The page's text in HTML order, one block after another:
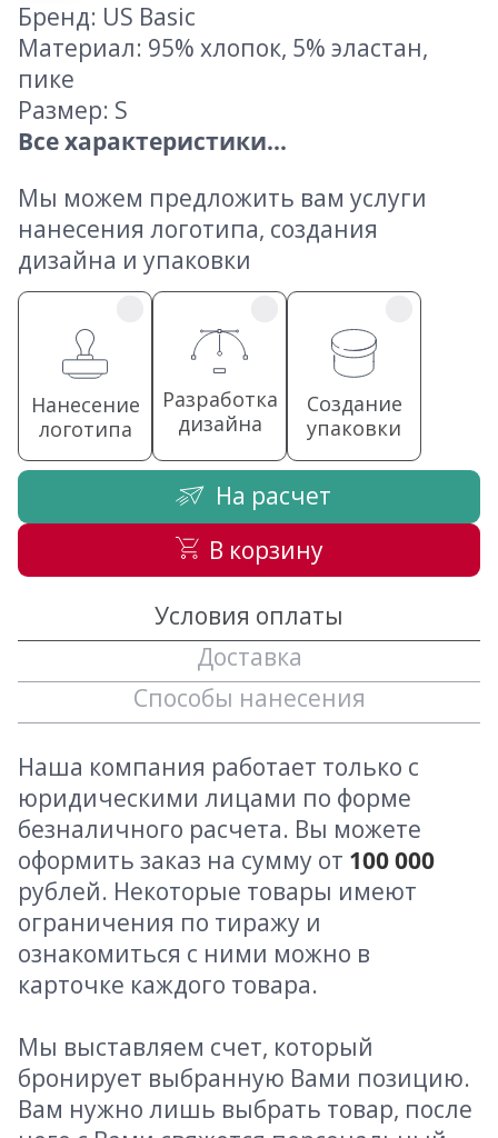
Бренд: US Basic
Материал: 95% хлопок, 5% эластан,
пике
Размер: S
Все характеристики...
Мы можем предложить вам услуги
нанесения логотипа, создания
дизайна и упаковки
Нанесение
логотипа
Разработка
дизайна
Создание
упаковки
На расчет
В корзину
Условия оплаты
Доставка
Способы нанесения
Наша компания работает только с
юридическими лицами по форме
безналичного расчета. Вы можете
оформить заказ на сумму от 100 000
рублей. Некоторые товары имеют
ограничения по тиражу и
ознакомиться с ними можно в
карточке каждого товара.
Мы выставляем счет, который
бронирует выбранную Вами позицию.
Вам нужно лишь выбрать товар, после